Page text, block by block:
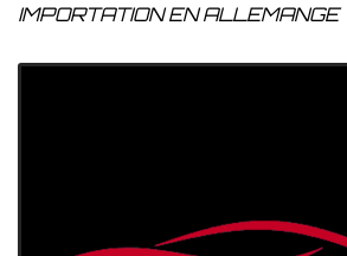
IMPORTATION EN ALLEMANGE